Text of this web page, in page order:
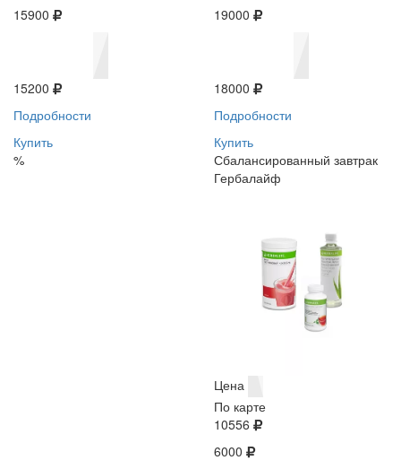
15900
15200
Подробности
Купить
%
19000
18000
Подробности
Купить
Сбалансированный завтрак
Гербалайф
Цена
По карте
10556
6000